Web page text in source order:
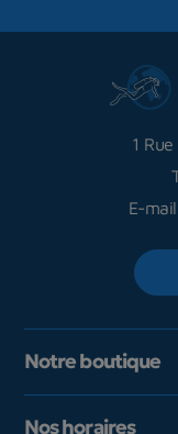
1
E-
Notre boutique
Nos horaires